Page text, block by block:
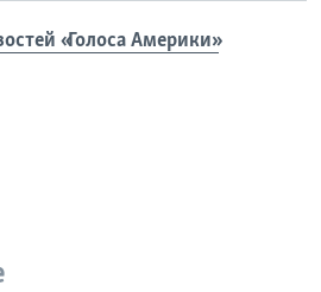
«Голоса Америки»